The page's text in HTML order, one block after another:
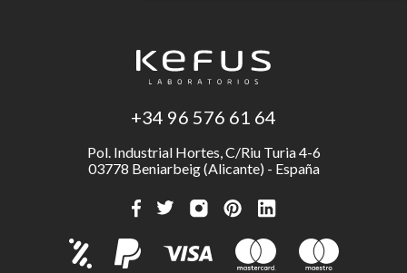
+34 96 576 61 64
Pol. Industrial Hortes, C/Riu Turia 4-6
03778 Beniarbeig (Alicante) - España